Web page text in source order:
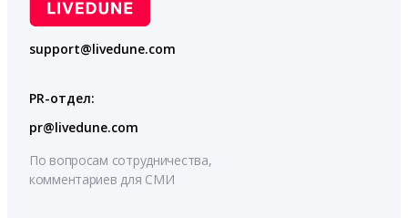
support@livedune.com
PR-отдел:
pr@livedune.com
По вопросам сотрудничества,
комментариев для СМИ